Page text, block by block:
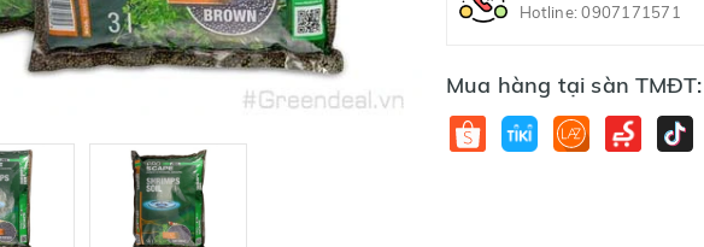
Hotline:0907171571
Mua hàng tại sàn TMĐT: